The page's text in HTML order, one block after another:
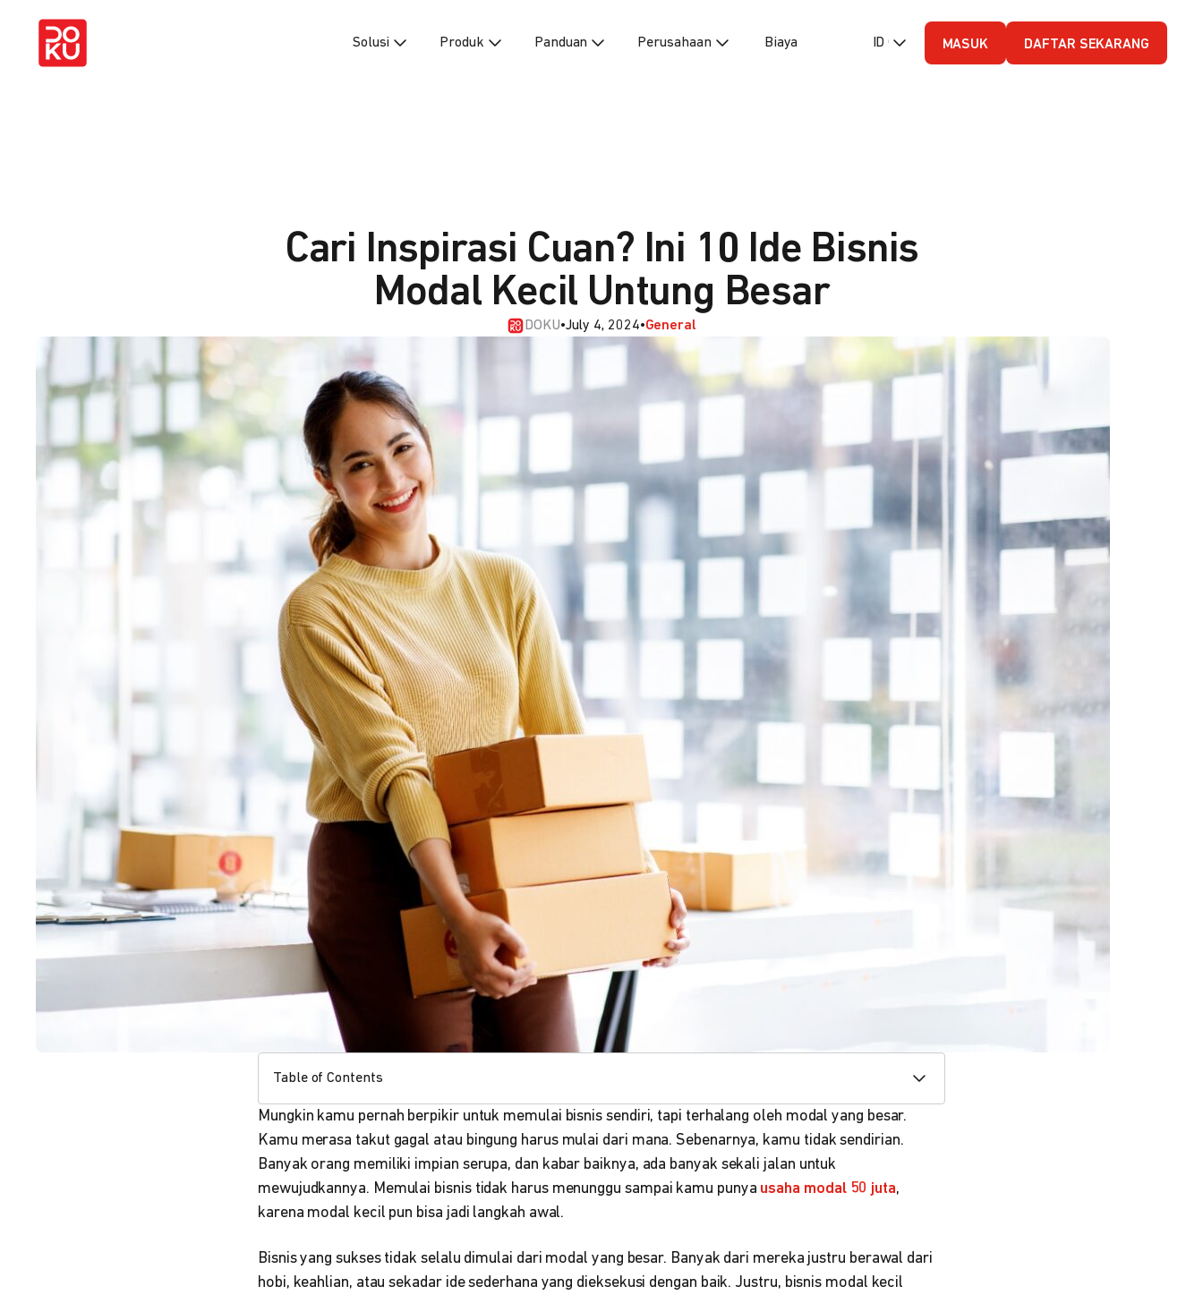
Solusi Produk Panduan Perusahaan Biaya ID (Bahasa Indonesia)
MASUK DAFTAR SEKARANG
Cari Inspirasi Cuan? Ini 10 Ide Bisnis
Modal Kecil Untung Besar
DOKU•July 4, 2024•General
Table of Contents
Mungkin kamu pernah berpikir untuk memulai bisnis sendiri, tapi terhalang oleh modal yang besar.
Kamu merasa takut gagal atau bingung harus mulai dari mana. Sebenarnya, kamu tidak sendirian.
Banyak orang memiliki impian serupa, dan kabar baiknya, ada banyak sekali jalan untuk
mewujudkannya. Memulai bisnis tidak harus menunggu sampai kamu punya usaha modal 50 juta,
karena modal kecil pun bisa jadi langkah awal.
Bisnis yang sukses tidak selalu dimulai dari modal yang besar. Banyak dari mereka justru berawal dari
hobi, keahlian, atau sekadar ide sederhana yang dieksekusi dengan baik. Justru, bisnis modal kecil